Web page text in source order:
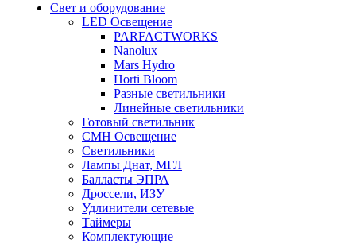
Свет и оборудование
LED Освещение
PARFACTWORKS
Nanolux
Mars Hydro
Horti Bloom
Разные светильники
Линейные светильники
Готовый светильник
CMH Освещение
Светильники
Лампы Днат, МГЛ
Балласты ЭПРА
Дроссели, ИЗУ
Удлинители сетевые
Таймеры
Комплектующие